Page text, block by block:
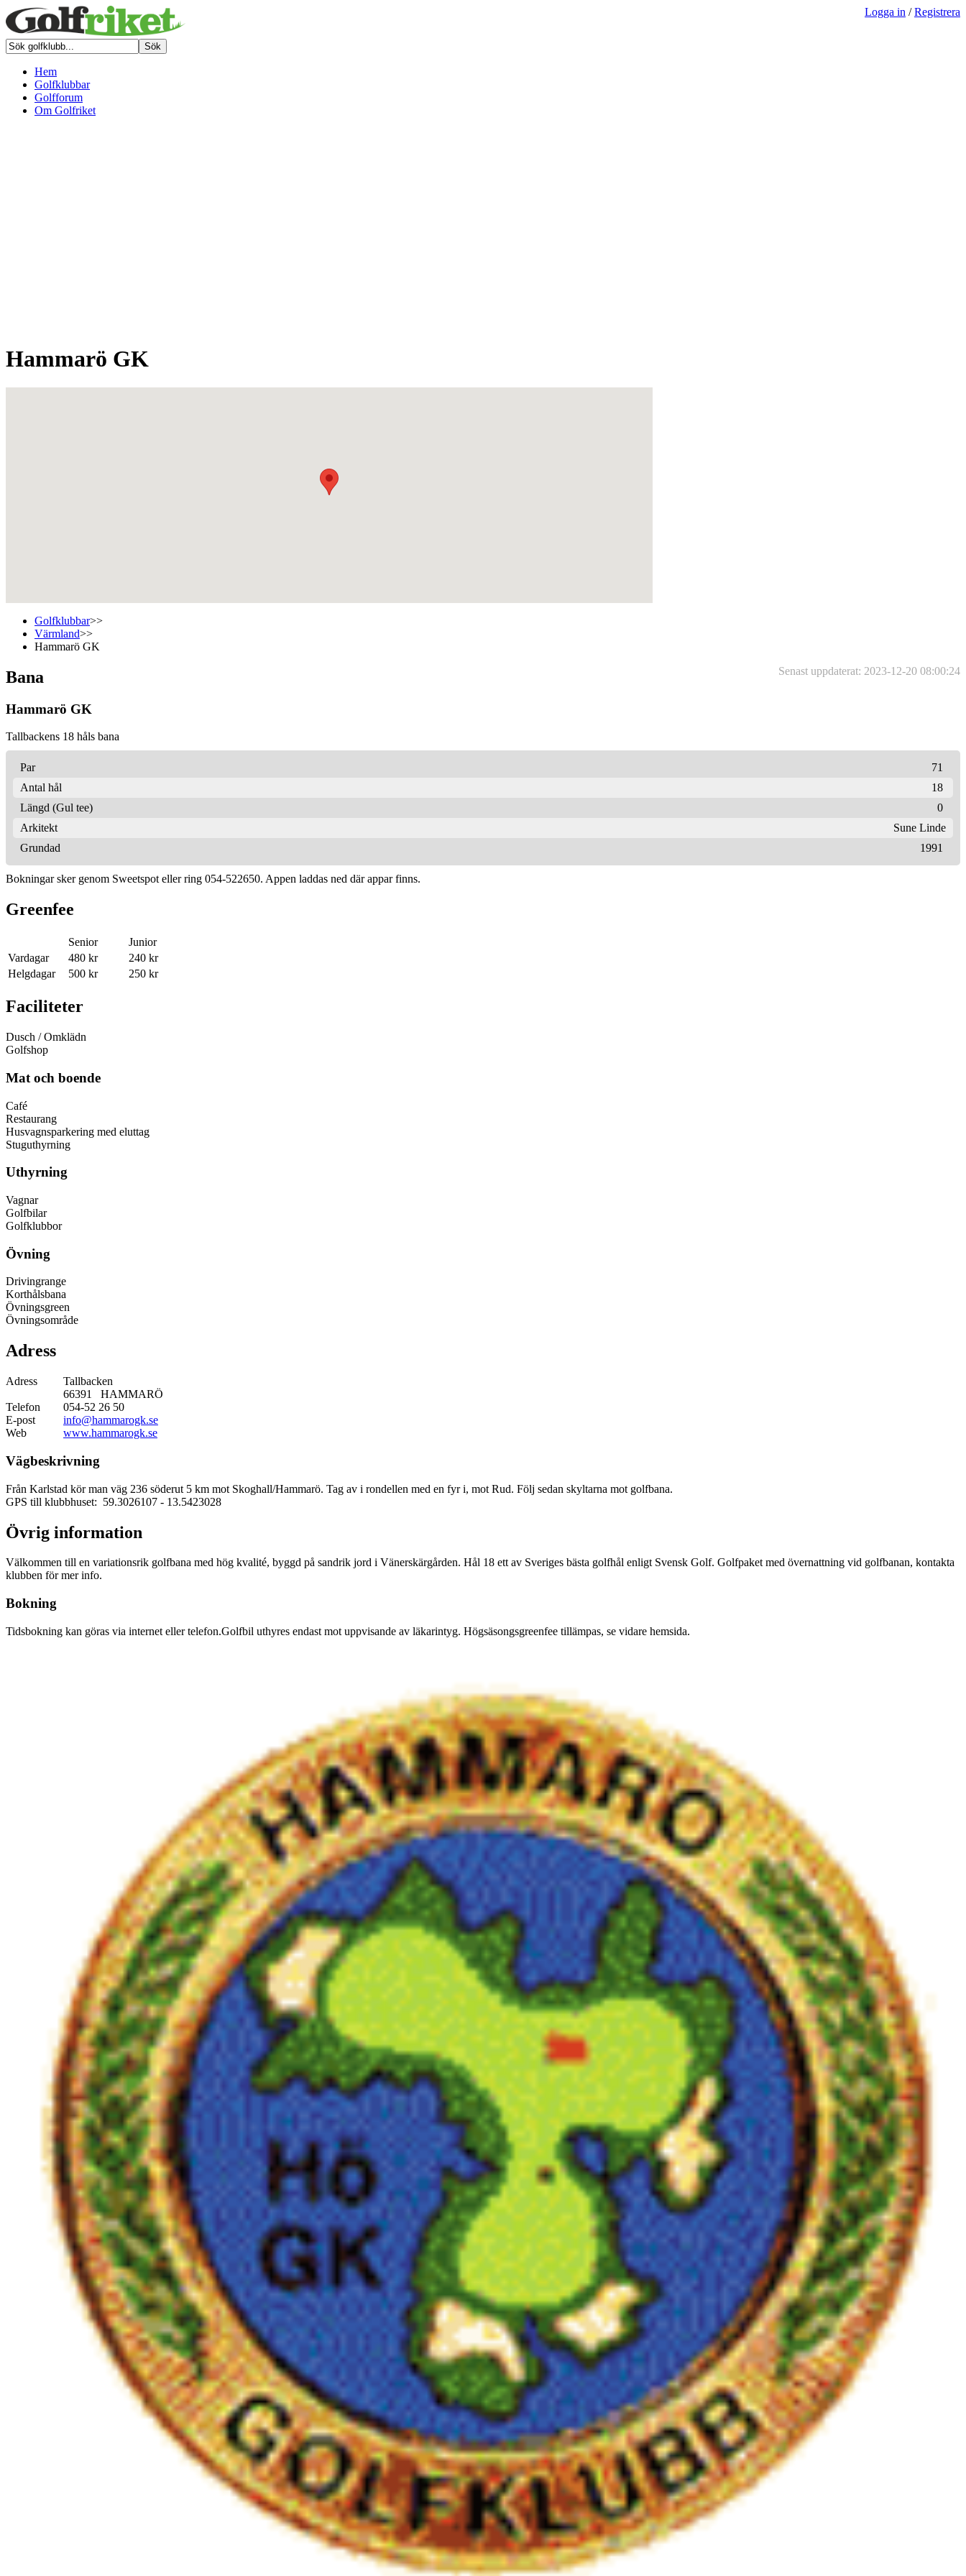
Logga in /Registrera
Hem
Golfklubbar
Golfforum
Om Golfriket
Hammarö GK
Golfklubbar>>
Värmland>>
Hammarö GK
Senast uppdaterat: 2023-12-20 08:00:24
Bana
Hammarö GK
Tallbackens 18 håls bana
Par
71
Antal hål
18
Längd (Gul tee)
0
Arkitekt
Sune Linde
Grundad
1991
Bokningar sker genom Sweetspot eller ring 054-522650. Appen laddas ned där appar finns.
Greenfee
Senior
Junior
Vardagar
480 kr
240 kr
Helgdagar
500 kr 250 kr
Faciliteter
Dusch / Omklädn
Golfshop
Mat och boende
Café
Restaurang
Husvagnsparkering med eluttag
Stuguthyrning
Uthyrning
Vagnar
Golfbilar
Golfklubbor
Övning
Drivingrange
Korthålsbana
Övningsgreen
Övningsområde
Adress
Adress
Tallbacken
66391 HAMMARÖ
Telefon
054-52 26 50
E-post
info@hammarogk.se
Web
www.hammarogk.se
Vägbeskrivning
Från Karlstad kör man väg 236 söderut 5 km mot Skoghall/Hammarö. Tag av i rondellen med en fyr i, mot Rud. Följ sedan skyltarna mot golfbana.
GPS till klubbhuset: 59.3026107 - 13.5423028
Övrig information
Välkommen till en variationsrik golfbana med hög kvalité, byggd på sandrik jord i Vänerskärgården. Hål 18 ett av Sveriges bästa golfhål enligt Svensk Golf. Golfpaket med övernattning vid golfbanan, kontakta
klubben för mer info.
Bokning
Tidsbokning kan göras via internet eller telefon.Golfbil uthyres endast mot uppvisande av läkarintyg. Högsäsongsgreenfee tillämpas, se vidare hemsida.